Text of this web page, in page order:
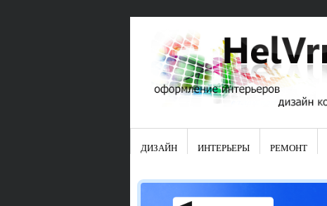
ДИЗАЙН ИНТЕРЬЕРЫ РЕМОНТ